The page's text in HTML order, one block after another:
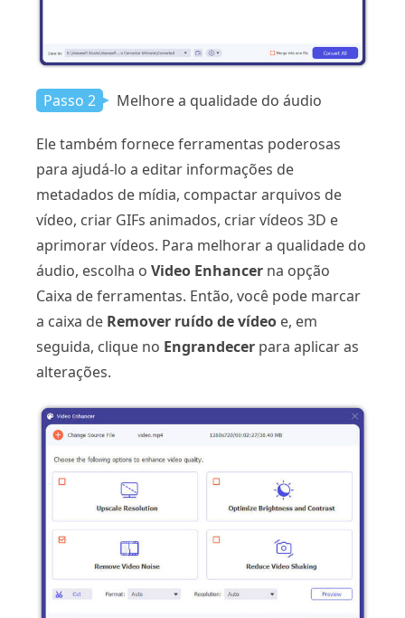
Passo 2 Melhore a qualidade do áudio
Ele também fornece ferramentas poderosas
para ajudá-lo a editar informações de
metadados de mídia, compactar arquivos de
vídeo, criar GIFs animados, criar vídeos 3D e
aprimorar vídeos. Para melhorar a qualidade do
áudio, escolha o Video Enhancer na opção
Caixa de ferramentas. Então, você pode marcar
a caixa de Remover ruído de vídeo e, em
seguida, clique no Engrandecer para aplicar as
alterações.